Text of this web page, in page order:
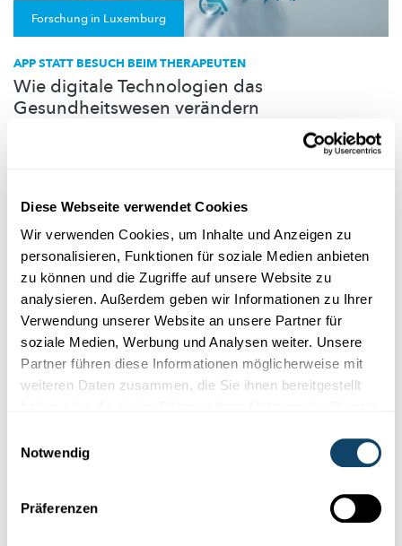
Diese Webseite verwendet Cookies
Wir verwenden Cookies, um Inhalte und Anzeigen zu
personalisieren, Funktionen für soziale Medien anbieten
zu können und die Zugriffe auf unsere Website zu
analysieren. Außerdem geben wir Informationen zu Ihrer
Verwendung unserer Website an unsere Partner für
soziale Medien, Werbung und Analysen weiter. Unsere
Partner führen diese Informationen möglicherweise mit
weiteren Daten zusammen, die Sie ihnen bereitgestellt
Notwendig
Präferenzen
Forschung in Luxemburg
APP STATT BESUCH BEIM THERAPEUTEN
Wie digitale Technologien das
Gesundheitswesen verändern
Früher kam die Diagnose vom Arzt, heute immer häufiger von
den digitalen Helfern, die wir mit uns rumtragen. Das erleic...
ICT MEETS CULTURAL HERITAGE
Belval with the CrossCult mobile App